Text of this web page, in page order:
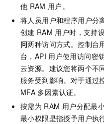
他 RAM 用户。
将人员用户和程序用户分离
创建 RAM 用户时，支持
问两种访问方式。控制台
台，API 用户使用访问密
云资源。建议您将两个不
服务受到影响。对于通过
MFA 多因素认证。
按需为 RAM 用户分配最
最小权限是指授予用户执